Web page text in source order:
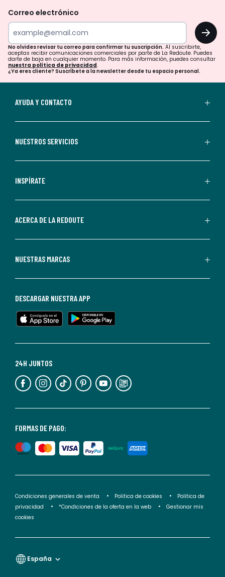
tu
para
confirmar
tu
suscripción.
aceptas
comerciales
personalizadas
parte
Redoute.
de
en
cualquier
Para
información,
puedes
nuestra
de
privacidad</2>.
Correo electrónico
OK
No olvides revisar tu correo para confirmar tu suscripción. Al suscribirte,
aceptas recibir comunicaciones comerciales por parte de La Redoute. Puedes
darte de baja en cualquier momento. Para más información, puedes consultar
nuestra política de privacidad.
¿Ya eres cliente? Suscríbete a la newsletter desde tu espacio personal.
AYUDA Y CONTACTO
NUESTROS SERVICIOS
INSPÍRATE
ACERCA DE LA REDOUTE
NUESTRAS MARCAS
FORMAS DE PAGO:
24H JUNTOS
DESCARGAR NUESTRA APP
Condiciones generales de venta Politica de cookies
Politica de
privacidad
*Condiciones de la oferta en la web
Gestionar mis
cookies
España